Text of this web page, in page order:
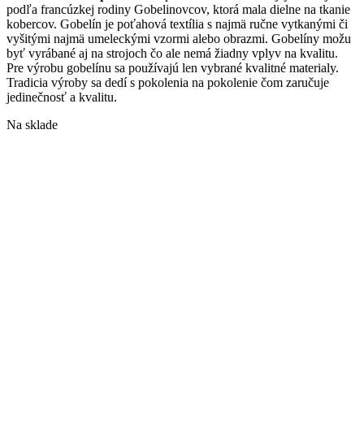
podľa francúzkej rodiny Gobelinovcov, ktorá mala dielne na tkanie
kobercov. Gobelín je poťahová textília s najmä ručne vytkanými či
vyšitými najmä umeleckými vzormi alebo obrazmi. Gobelíny možu
byť vyrábané aj na strojoch čo ale nemá žiadny vplyv na kvalitu.
Pre výrobu gobelínu sa používajú len vybrané kvalitné materialy.
Tradicia výroby sa dedí s pokolenia na pokolenie čom zaručuje
jedinečnosť a kvalitu.
Na sklade